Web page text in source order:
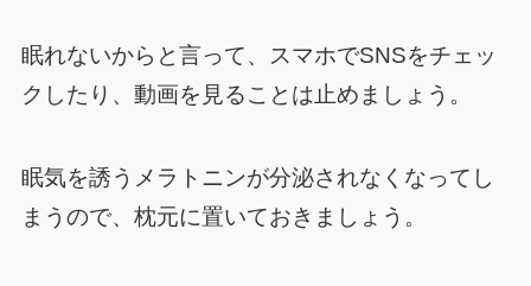
眠れないからと言って、スマホでSNSをチェッ
クしたり、動画を見ることは止めましょう。
眠気を誘うメラトニンが分泌されなくなってし
まうので、枕元に置いておきましょう。